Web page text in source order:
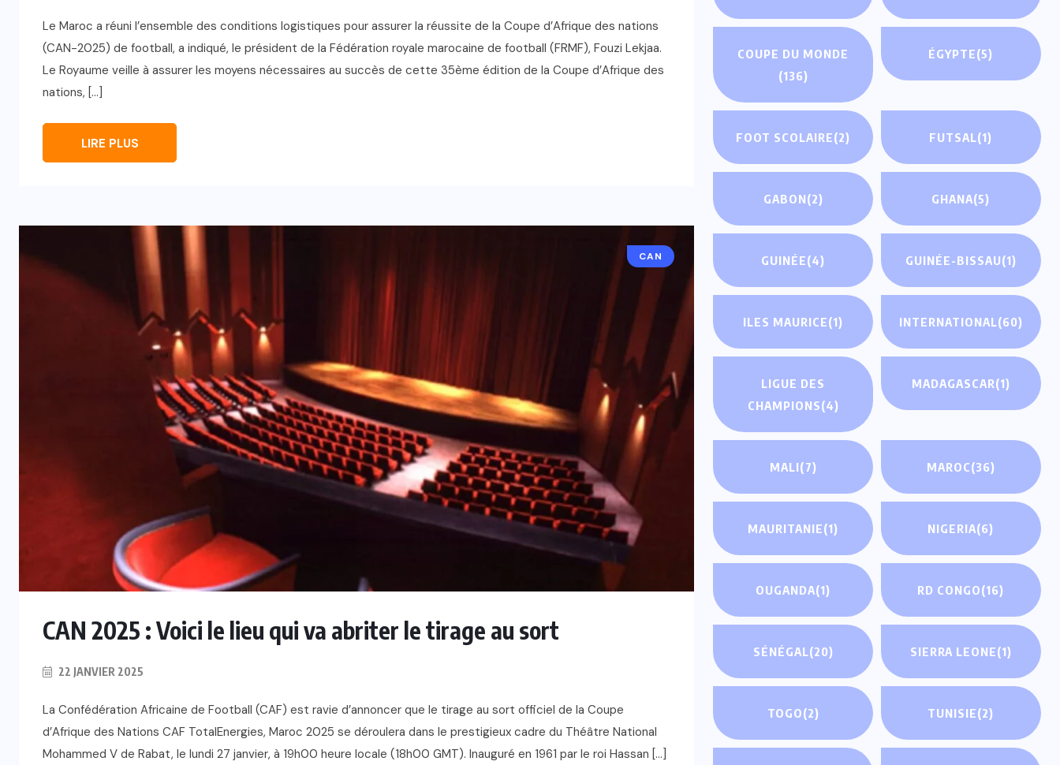
Le Maroc a réuni l’ensemble des conditions logistiques pour assurer la réussite de la Coupe d’Afrique des nations
(CAN-2025) de football, a indiqué, le président de la Fédération royale marocaine de football (FRMF), Fouzi Lekjaa.
Le Royaume veille à assurer les moyens nécessaires au succès de cette 35ème édition de la Coupe d’Afrique des
nations, […]
LIRE PLUS
CAN
CAN 2025 : Voici le lieu qui va abriter le tirage au sort
22 JANVIER 2025
La Confédération Africaine de Football (CAF) est ravie d’annoncer que le tirage au sort officiel de la Coupe
d’Afrique des Nations CAF TotalEnergies, Maroc 2025 se déroulera dans le prestigieux cadre du Théâtre National
Mohammed V de Rabat, le lundi 27 janvier, à 19h00 heure locale (18h00 GMT). Inauguré en 1961 par le roi Hassan […]
COUPE DU MONDE
(136)
ÉGYPTE(5)
FOOT SCOLAIRE(2) FUTSAL(1)
GABON(2) GHANA(5)
GUINÉE(4) GUINÉE-BISSAU(1)
ILES MAURICE(1) INTERNATIONAL(60)
LIGUE DES
CHAMPIONS(4)
MADAGASCAR(1)
MALI(7) MAROC(36)
MAURITANIE(1) NIGERIA(6)
OUGANDA(1) RD CONGO(16)
SÉNÉGAL(20) SIERRA LEONE(1)
TOGO(2) TUNISIE(2)